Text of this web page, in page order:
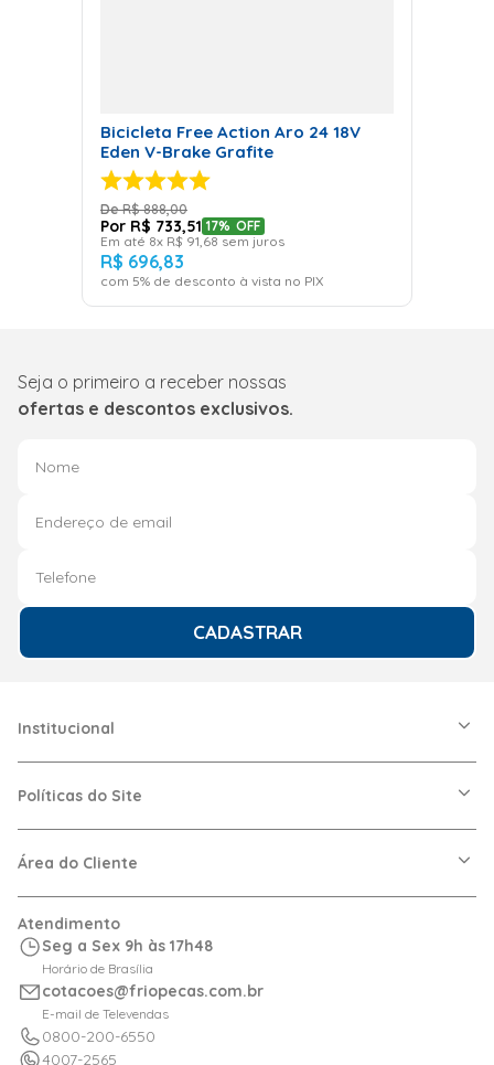
Bicicleta Free Action Aro 24 18V
Eden V-Brake Grafite
R$ 888,00
R$ 733,51 17% OFF
Em até 8x R$ 91,68 sem juros
R$ 696,83
com 5% de desconto à vista no PIX
Seja o primeiro a receber nossas
ofertas e descontos exclusivos.
CADASTRAR
Institucional
Nossas Lojas
Dúvidas Frequentes
Políticas do Site
Política de Privacidade
Logística
Área do Cliente
Meus Pedidos
Calculadora de BTUs
Portal de Boletos
Orçamentos
Atendimento
Seg a Sex 9h às 17h48
Horário de Brasília
cotacoes@friopecas.com.br
E-mail de Televendas
0800-200-6550
4007-2565